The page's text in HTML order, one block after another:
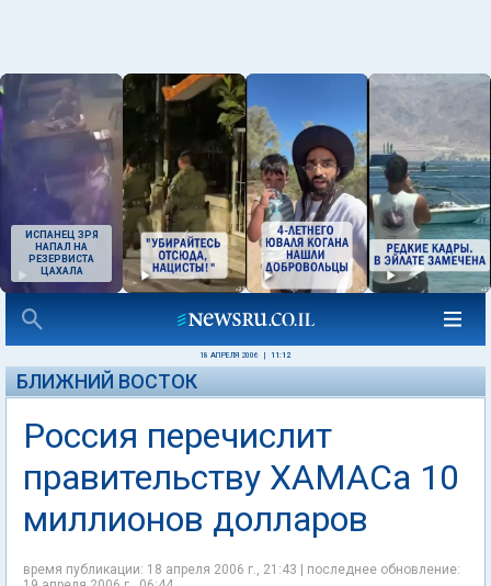
ИСПАНЕЦ ЗРЯ
НАПАЛ НА
РЕЗЕРВИСТА
ЦАХАЛА
18 АПРЕЛЯ 2006 11:12
БЛИЖНИЙ ВОСТОК
Россия перечислит
правительству ХАМАСа 10
миллионов долларов
время публикации: 18 апреля 2006 г., 21:43 | последнее обновление: